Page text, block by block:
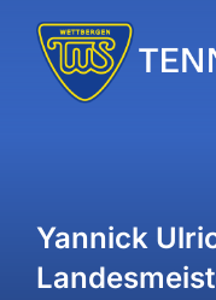
Inhalt
springen
Yannick